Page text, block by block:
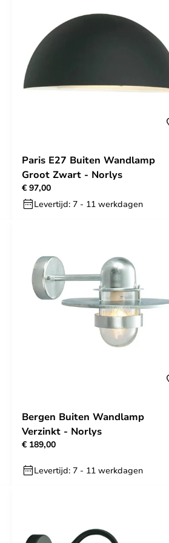
Paris E27 Buiten Wandlamp
Groot Zwart - Norlys
€ 97,00
Levertijd: 7 - 11 werkdagen
Bergen Buiten Wandlamp
Verzinkt - Norlys
€ 189,00
Levertijd: 7 - 11 werkdagen